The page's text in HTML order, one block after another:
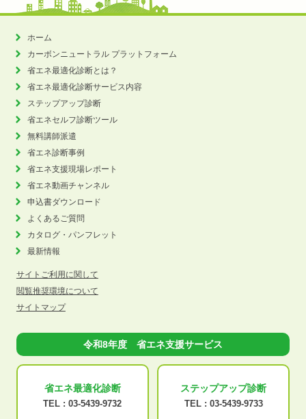
ホーム
カーボンニュートラル プラットフォーム
省エネ最適化診断とは？
省エネ最適化診断サービス内容
ステップアップ診断
省エネセルフ診断ツール
無料講師派遣
省エネ診断事例
省エネ支援現場レポート
省エネ動画チャンネル
申込書ダウンロード
よくあるご質問
カタログ・パンフレット
最新情報
サイトご利用に関して
閲覧推奨環境について
サイトマップ
令和8年度 省エネ支援サービス
省エネ最適化診断
TEL : 03-5439-9732
ステップアップ診断
TEL : 03-5439-9733